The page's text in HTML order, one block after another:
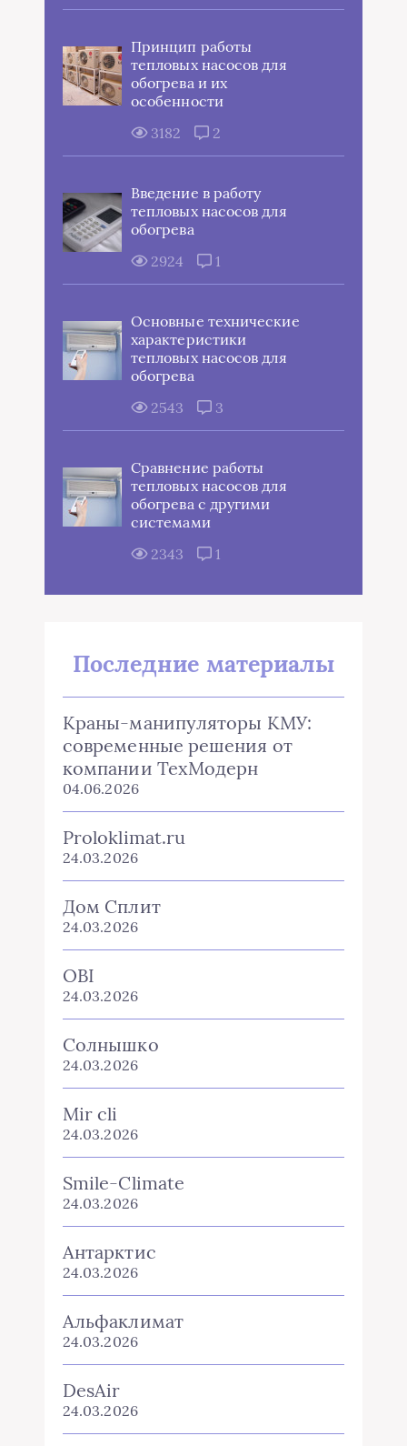
Принцип работы
тепловых насосов для
обогрева и их
особенности
3182
2
Введение в работу
тепловых насосов для
обогрева
2924
1
Основные технические
характеристики
тепловых насосов для
обогрева
2543
3
Сравнение работы
тепловых насосов для
обогрева с другими
системами
2343
1
Последние материалы
Краны-манипуляторы КМУ:
современные решения от
компании ТехМодерн
04.06.2026
Proloklimat.ru
24.03.2026
Дом Сплит
24.03.2026
OBI
24.03.2026
Солнышко
24.03.2026
Mir cli
24.03.2026
Smile-Climate
24.03.2026
Антарктис
24.03.2026
Альфаклимат
24.03.2026
DesAir
24.03.2026